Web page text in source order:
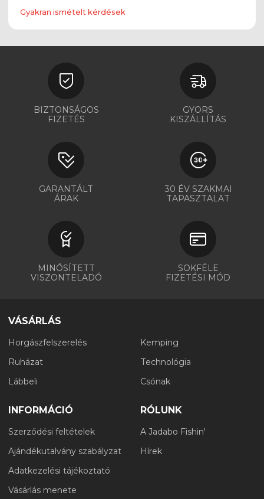
Gyakran ismételt kérdések
BIZTONSÁGOS
FIZETÉS
GYORS
KISZÁLLÍTÁS
GARANTÁLT
ÁRAK
30 ÉV SZAKMAI
TAPASZTALAT
MINŐSÍTETT
VISZONTELADÓ
SOKFÉLE
FIZETÉSI MÓD
VÁSÁRLÁS
Horgászfelszerelés
Ruházat
Lábbeli
Kemping
Technológia
Csónak
INFORMÁCIÓ
Szerződési feltételek
Ajándékutalvány szabályzat
Adatkezelési tájékoztató
Vásárlás menete
RÓLUNK
A Jadabo Fishin'
Hírek